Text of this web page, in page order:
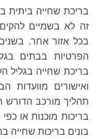
בריכת שחייה ביתית
זה לא בשמיים
בכל אזור אחר.
הפרטיות בבתים
בריכת שחייה בגליל
ואישורים מוועדות
תהליך מורכב הדורש
בריכות מוכנות או
בונים בריכות שחייה